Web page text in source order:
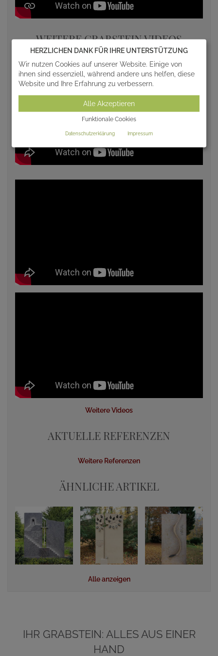
WEITERE GRABSTEIN VIDEOS
Weitere Videos
AKTUELLE REFERENZEN
Weitere Referenzen
ÄHNLICHE ARTIKEL
Alle anzeigen
IHR GRABSTEIN: ALLES AUS EINER
HAND
HERZLICHEN DANK FÜR IHRE UNTERSTÜTZUNG
Wir nutzen Cookies auf unserer Website. Einige von
ihnen sind essenziell, während andere uns helfen, diese
Website und Ihre Erfahrung zu verbessern.
Alle Akzeptieren
Funktionale Cookies
Datenschutzerklärung Impressum